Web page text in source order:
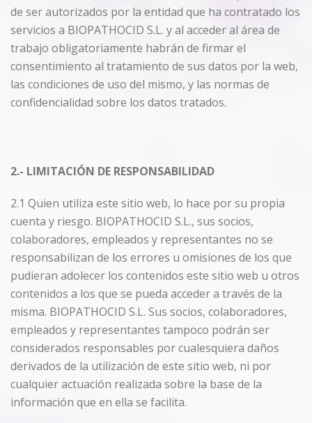
de ser autorizados por la entidad que ha contratado los
servicios a BIOPATHOCID S.L. y al acceder al área de
trabajo obligatoriamente habrán de firmar el
consentimiento al tratamiento de sus datos por la web,
las condiciones de uso del mismo, y las normas de
confidencialidad sobre los datos tratados.
2.- LIMITACIÓN DE RESPONSABILIDAD
2.1 Quien utiliza este sitio web, lo hace por su propia
cuenta y riesgo. BIOPATHOCID S.L., sus socios,
colaboradores, empleados y representantes no se
responsabilizan de los errores u omisiones de los que
pudieran adolecer los contenidos este sitio web u otros
contenidos a los que se pueda acceder a través de la
misma. BIOPATHOCID S.L. Sus socios, colaboradores,
empleados y representantes tampoco podrán ser
considerados responsables por cualesquiera daños
derivados de la utilización de este sitio web, ni por
cualquier actuación realizada sobre la base de la
información que en ella se facilita.